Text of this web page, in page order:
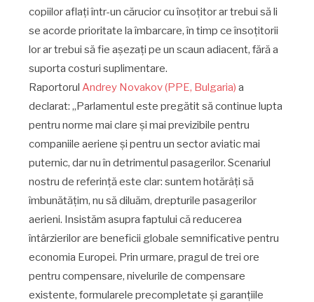
copiilor aflați într-un cărucior cu însoțitor ar trebui să li
se acorde prioritate la îmbarcare, în timp ce însoțitorii
lor ar trebui să fie așezați pe un scaun adiacent, fără a
suporta costuri suplimentare.
Raportorul Andrey Novakov (PPE, Bulgaria) a
declarat: „Parlamentul este pregătit să continue lupta
pentru norme mai clare și mai previzibile pentru
companiile aeriene și pentru un sector aviatic mai
puternic, dar nu în detrimentul pasagerilor. Scenariul
nostru de referință este clar: suntem hotărâți să
îmbunătățim, nu să diluăm, drepturile pasagerilor
aerieni. Insistăm asupra faptului că reducerea
întârzierilor are beneficii globale semnificative pentru
economia Europei. Prin urmare, pragul de trei ore
pentru compensare, nivelurile de compensare
existente, formularele precompletate și garanțiile